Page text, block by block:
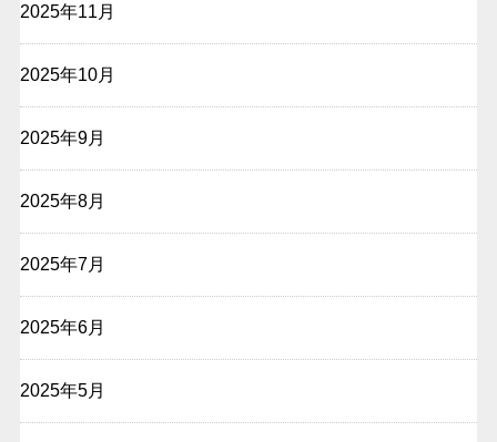
2025年11月
2025年10月
2025年9月
2025年8月
2025年7月
2025年6月
2025年5月